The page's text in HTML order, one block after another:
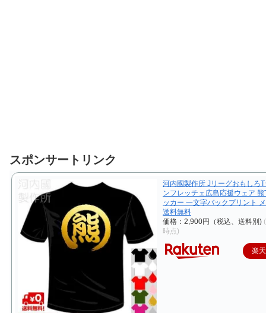
スポンサートリンク
河内國製作所 Jリーグおもしろ
ンフレッチェ広島応援ウェア
ッカー 一文字バックプリント
送料無料
価格：2,900円（税込、送料別)
時点)
楽